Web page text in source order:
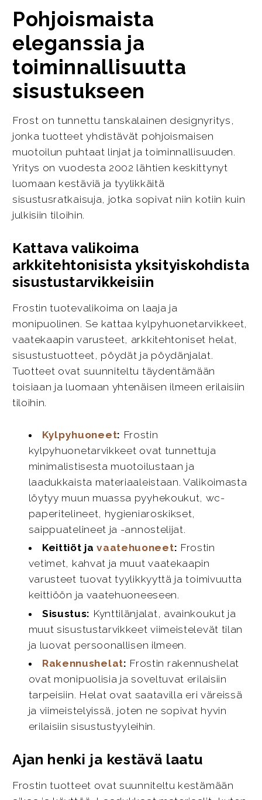
Pohjoismaista
eleganssia ja
toiminnallisuutta
sisustukseen
Frost on tunnettu tanskalainen designyritys,
jonka tuotteet yhdistävät pohjoismaisen
muotoilun puhtaat linjat ja toiminnallisuuden.
Yritys on vuodesta 2002 lähtien keskittynyt
luomaan kestäviä ja tyylikkäitä
sisustusratkaisuja, jotka sopivat niin kotiin kuin
julkisiin tiloihin.
Kattava valikoima
arkkitehtonisista yksityiskohdista
sisustustarvikkeisiin
Frostin tuotevalikoima on laaja ja
monipuolinen. Se kattaa kylpyhuonetarvikkeet,
vaatekaapin varusteet, arkkitehtoniset helat,
sisustustuotteet, pöydät ja pöydänjalat.
Tuotteet ovat suunniteltu täydentämään
toisiaan ja luomaan yhtenäisen ilmeen erilaisiin
tiloihin.
Kylpyhuoneet: Frostin
kylpyhuonetarvikkeet ovat tunnettuja
minimalistisesta muotoilustaan ja
laadukkaista materiaaleistaan. Valikoimasta
löytyy muun muassa pyyhekoukut, wc-
paperitelineet, hygieniaroskikset,
saippuatelineet ja -annostelijat.
Keittiöt javaatehuoneet: Frostin
vetimet, kahvat ja muut vaatekaapin
varusteet tuovat tyylikkyyttä ja toimivuutta
keittiöön ja vaatehuoneeseen.
Sisustus: Kynttilänjalat, avainkoukut ja
muut sisustustarvikkeet viimeistelevät tilan
ja luovat persoonallisen ilmeen.
Rakennushelat: Frostin rakennushelat
ovat monipuolisia ja soveltuvat erilaisiin
tarpeisiin. Helat ovat saatavilla eri väreissä
ja viimeistelyissä, joten ne sopivat hyvin
erilaisiin sisustustyyleihin.
Ajan henki ja kestävä laatu
Frostin tuotteet ovat suunniteltu kestämään